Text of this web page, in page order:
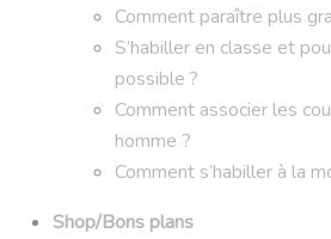
Comment paraître plus
S’habiller en classe et
possible ?
Comment associer les
homme ?
Comment s’habiller à la
Shop/Bons plans